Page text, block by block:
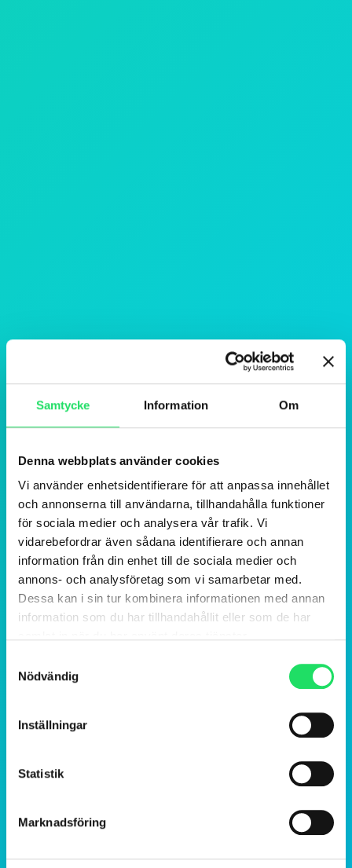
Samtycke Information Om
Denna webbplats använder cookies
Vi använder enhetsidentifierare för att anpassa innehållet
och annonserna till användarna, tillhandahålla funktioner
för sociala medier och analysera vår trafik. Vi
vidarebefordrar även sådana identifierare och annan
information från din enhet till de sociala medier och
annons- och analysföretag som vi samarbetar med.
Dessa kan i sin tur kombinera informationen med annan
information som du har tillhandahållit eller som de har
Nödvändig
Inställningar
Statistik
Marknadsföring